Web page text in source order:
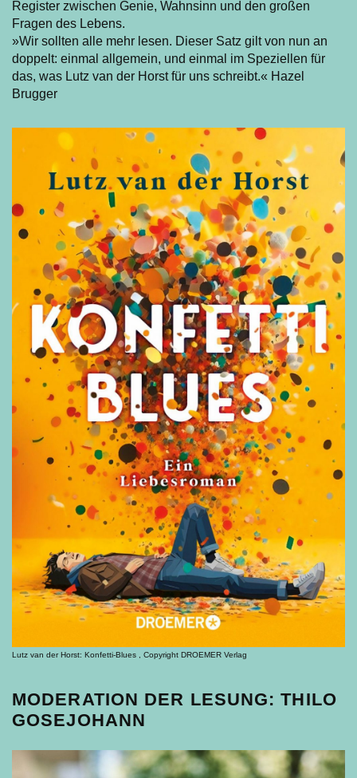
Register zwischen Genie, Wahnsinn und den großen
Fragen des Lebens.
»Wir sollten alle mehr lesen. Dieser Satz gilt von nun an
doppelt: einmal allgemein, und einmal im Speziellen für
das, was Lutz van der Horst für uns schreibt.« Hazel
Brugger
Lutz van der Horst: Konfetti-Blues , Copyright DROEMER Verlag
MODERATION DER LESUNG: THILO
GOSEJOHANN